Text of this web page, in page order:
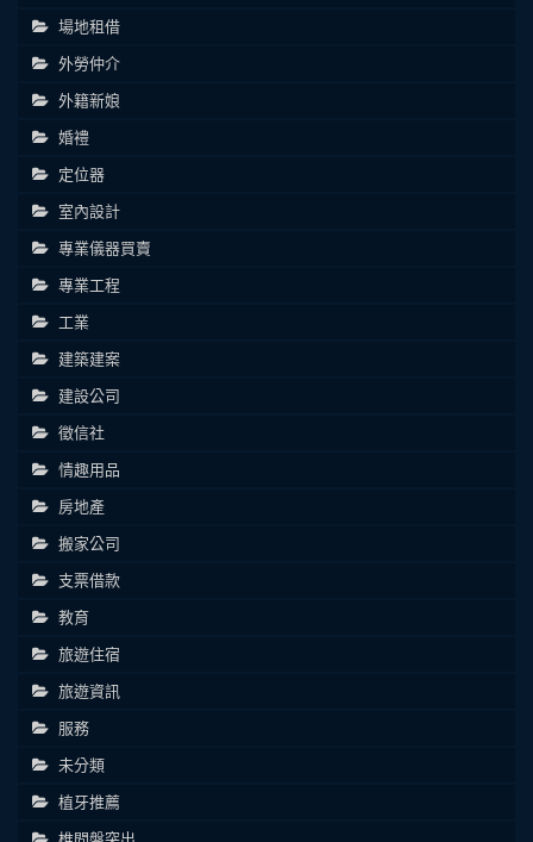
場地租借
外勞仲介
外籍新娘
婚禮
定位器
室內設計
專業儀器買賣
專業工程
工業
建築建案
建設公司
徵信社
情趣用品
房地產
搬家公司
支票借款
教育
旅遊住宿
旅遊資訊
服務
未分類
植牙推薦
椎間盤突出